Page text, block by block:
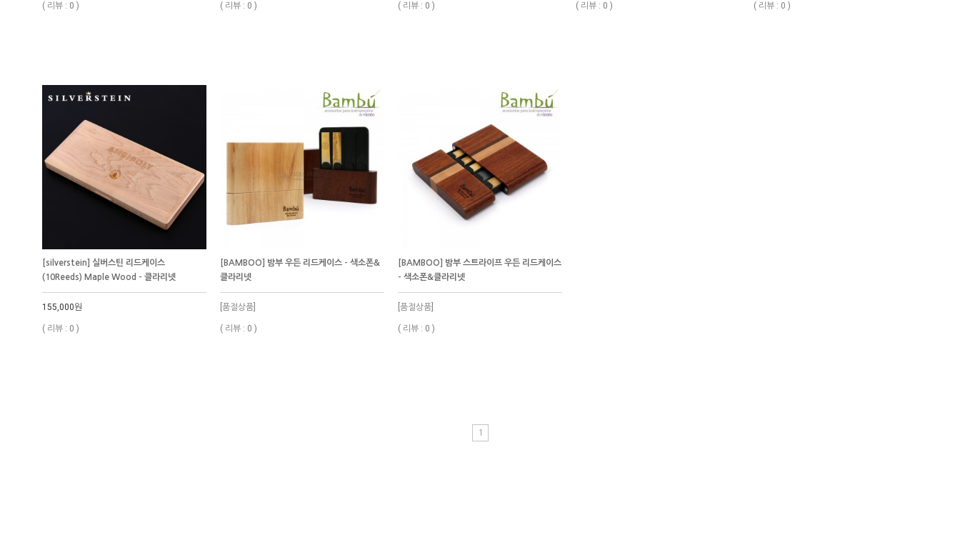
( 리뷰 : 0 ) ( 리뷰 : 0 ) ( 리뷰 : 0 ) ( 리뷰 : 0 ) ( 리뷰 : 0 )
[silverstein] 실버스틴 리드케이스
(10Reeds) Maple Wood - 클라리넷
155,000원
( 리뷰 : 0 )
[BAMBOO] 밤부 우든 리드케이스 - 색소폰&
클라리넷
[품절상품]
( 리뷰 : 0 )
[BAMBOO] 밤부 스트라이프 우든 리드케이스
- 색소폰&클라리넷
[품절상품]
( 리뷰 : 0 )
1